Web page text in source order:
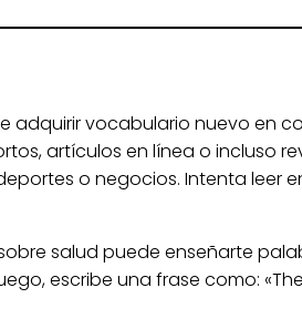
adquirir vocabulario nuevo en
artículos en línea o incluso
o negocios. Intenta leer
salud puede enseñarte
escribe una frase como: